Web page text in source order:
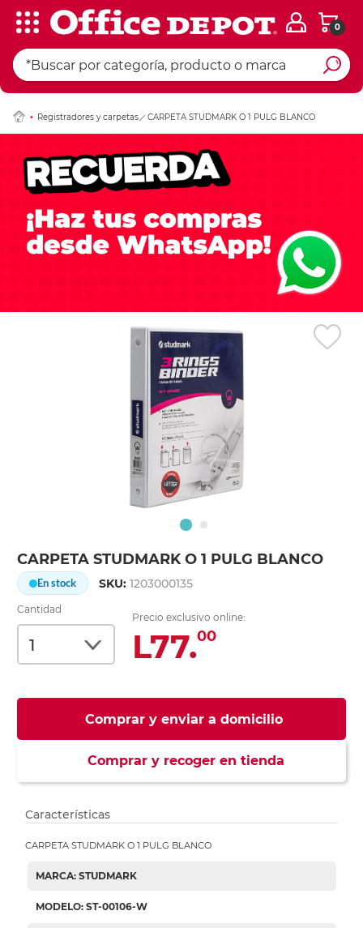
0
Registradores y carpetas CARPETA STUDMARK O 1 PULG BLANCO
CARPETA STUDMARK O 1 PULG BLANCO
En stock SKU:1203000135
Cantidad
Precio exclusivo online:
L77.00
Comprar y enviar a domicilio
Comprar y recoger en tienda
Ingresar Codigo
Características
CARPETA STUDMARK O 1 PULG BLANCO
MARCA: STUDMARK
MODELO: ST-00106-W